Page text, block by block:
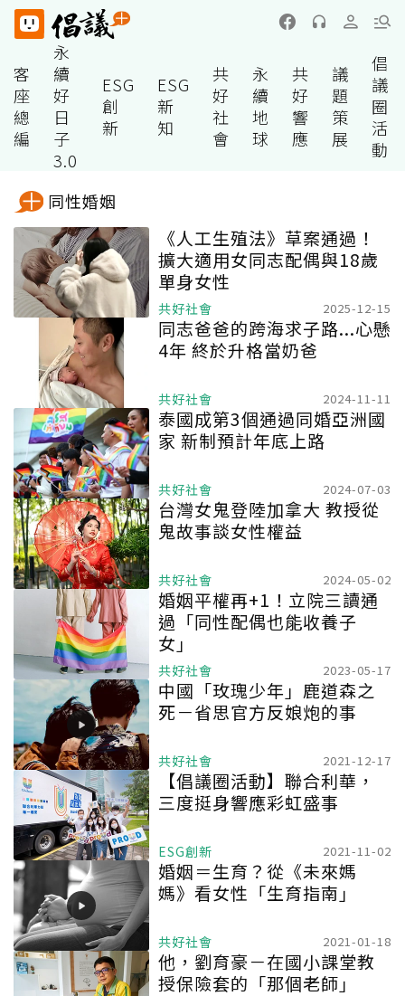
客
座
總
編
永
續
好
日
子
3.0
ESG
創
新
ESG
新
知
共
好
社
會
永
續
地
球
共
好
響
應
議
題
策
展
倡
議
圈
活
動
同性婚姻
《人工生殖法》草案通過！
擴大適用女同志配偶與18歲
單身女性
共好社會 2025-12-15
同志爸爸的跨海求子路...心懸
4年 終於升格當奶爸
共好社會 2024-11-11
泰國成第3個通過同婚亞洲國
家 新制預計年底上路
共好社會 2024-07-03
台灣女鬼登陸加拿大 教授從
鬼故事談女性權益
共好社會 2024-05-02
婚姻平權再+1！立院三讀通
過「同性配偶也能收養子
女」
共好社會 2023-05-17
中國「玫瑰少年」鹿道森之
死－省思官方反娘炮的事
共好社會 2021-12-17
【倡議圈活動】聯合利華，
三度挺身響應彩虹盛事
ESG創新 2021-11-02
婚姻＝生育？從《未來媽
媽》看女性「生育指南」
共好社會 2021-01-18
他，劉育豪－在國小課堂教
授保險套的「那個老師」